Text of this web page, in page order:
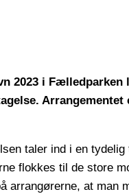
2023 i
taler ind i en
flokkes til de store
arrangørerne, at man